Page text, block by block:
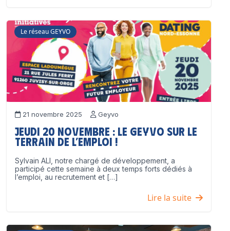
Le réseau GEYVO
21 novembre 2025 Geyvo
Jeudi 20 novembre : le GEYVO sur le
terrain de l’emploi !
Sylvain ALI, notre chargé de développement, a
participé cette semaine à deux temps forts dédiés à
l’emploi, au recrutement et […]
Lire la suite